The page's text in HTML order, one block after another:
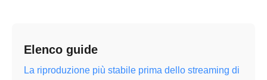
Elenco guide
La riproduzione più stabile prima dello streaming di